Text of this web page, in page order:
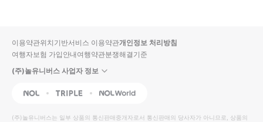
입니
다.
높
동
순
상
이용약관위치기반서비스 이용약관개인정보 처리방침
여행자보험 가입안내여행약관분쟁해결기준
(주)놀유니버스 사업자 정보
NOL Triple Interpark Global
(주)놀유니버스는 일부 상품의 통신판매중개자로서 통신판매의 당사자가 아니므로, 상품의